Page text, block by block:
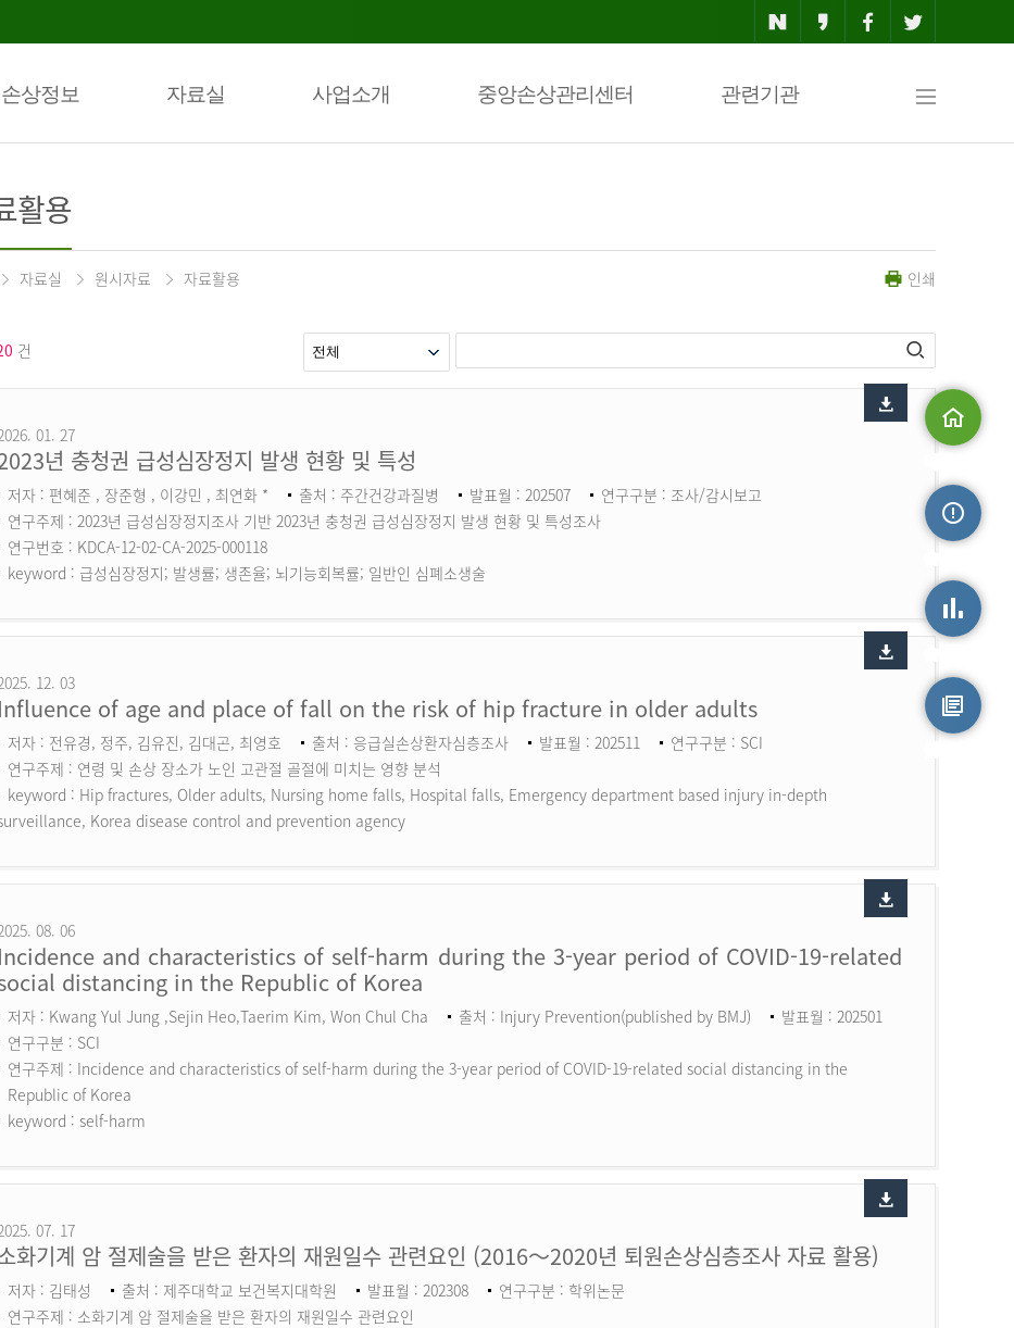
손상정보 자료실 사업소개 중앙손상관리센터 관련기관
맵
활용
자료실 원시자료 자료활용 인쇄
건
01. 27
년 충청권 급성심장정지 발생 현황 및 특성
저자 : 편혜준 , 장준형 , 이강민 , 최연화 * 출처 : 주간건강과질병 발표월 : 202507
연구구분 : 조사/감시보고
연구주제 : 2023년 급성심장정지조사 기반 2023년 충청권 급성심장정지 발생 현황 및 특성조사
연구번호 : KDCA-12-02-CA-2025-000118
keyword : 급성심장정지; 발생률; 생존율; 뇌기능회복률; 일반인 심폐소생술
12. 03
Influence of age and place of fall on the risk of hip fracture in older adults
저자 : 전유경, 정주, 김유진, 김대곤, 최영호 출처 : 응급실손상환자심층조사 발표월 : 202511
연구구분 : SCI
연구주제 : 연령 및 손상 장소가 노인 고관절 골절에 미치는 영향 분석
keyword : Hip fractures, Older adults, Nursing home falls, Hospital falls, Emergency department based injury in-depth
Korea disease control and prevention agency
08. 06
Incidence and characteristics of self-harm during the 3-year period of COVID-19-related
distancing in the Republic of Korea
저자 : Kwang Yul Jung ,Sejin Heo,Taerim Kim, Won Chul Cha 출처 : Injury Prevention(published by BMJ)
발표월 : 202501
연구구분 : SCI
연구주제 : Incidence and characteristics of self-harm during the 3-year period of COVID-19-related social distancing in the
Republic of Korea
keyword : self-harm
07. 17
화기계 암 절제술을 받은 환자의 재원일수 관련요인 (2016～2020년 퇴원손상심층조사 자료 활용)
저자 : 김태성 출처 : 제주대학교 보건복지대학원 발표월 : 202308
연구구분 : 학위논문
연구주제 : 소화기계 암 절제술을 받은 환자의 재원일수 관련요인
손상정보
손상통계